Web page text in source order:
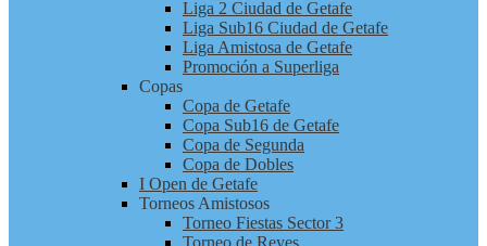
Liga 2 Ciudad de Getafe
Liga Sub16 Ciudad de Getafe
Liga Amistosa de Getafe
Promoción a Superliga
Copas
Copa de Getafe
Copa Sub16 de Getafe
Copa de Segunda
Copa de Dobles
I Open de Getafe
Torneos Amistosos
Torneo Fiestas Sector 3
Torneo de Reyes